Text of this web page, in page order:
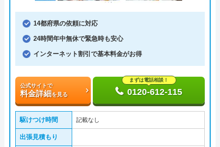
14都府県の依頼に対応
24時間年中無休で緊急時も安心
インターネット割引で基本料金がお得
公式サイトで
料金詳細を見る
まずは電話相談！
0120-612-115
駆けつけ時間 記載なし
出張見積もり